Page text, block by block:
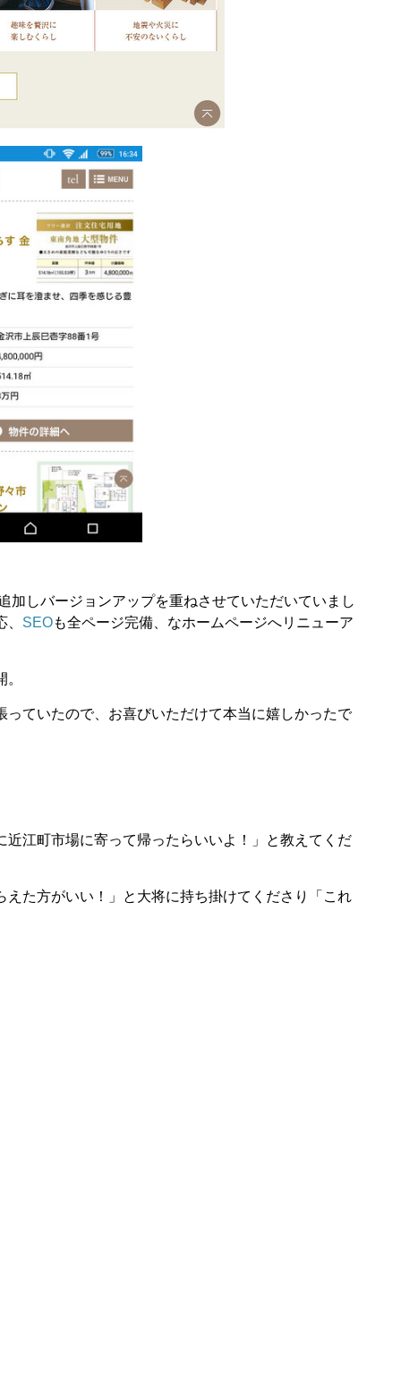
加しバージョンアップを重ねさせていただいていまし
SEOも全ページ完備、なホームページへリニューア
ていたので、お喜びいただけて本当に嬉しかったで
江町市場に寄って帰ったらいいよ！」と教えてくだ
た方がいい！」と大将に持ち掛けてくださり「これ